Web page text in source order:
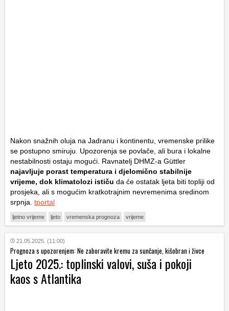
Nakon snažnih oluja na Jadranu i kontinentu, vremenske prilike
se postupno smiruju. Upozorenja se povlače, ali bura i lokalne
nestabilnosti ostaju mogući. Ravnatelj DHMZ-a Güttler
najavljuje porast temperatura i djelomično stabilnije
vrijeme, dok klimatolozi ističu da će ostatak ljeta biti topliji od
prosjeka, ali s mogućim kratkotrajnim nevremenima sredinom
srpnja. tportal
ljetno vrijeme ljeto vremenska prognoza vrijeme
21.05.2025. (11:00)
Prognoza s upozorenjem: Ne zaboravite kremu za sunčanje, kišobran i živce
Ljeto 2025.: toplinski valovi, suša i pokoji
kaos s Atlantika